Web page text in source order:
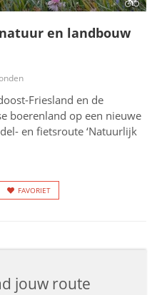
en landbouw
Friesland en de
boerenland op een nieuwe
en fietsroute ‘Natuurlijk
FAVORIET
jouw route